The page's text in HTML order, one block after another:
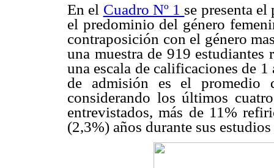
En el Cuadro Nº 1 se presenta
el predominio del género
contraposición con el género
una muestra de 919
una escala de calificaciones de
de admisión es el
considerando los últimos
entrevistados, más de 11%
(2,3%) años durante sus